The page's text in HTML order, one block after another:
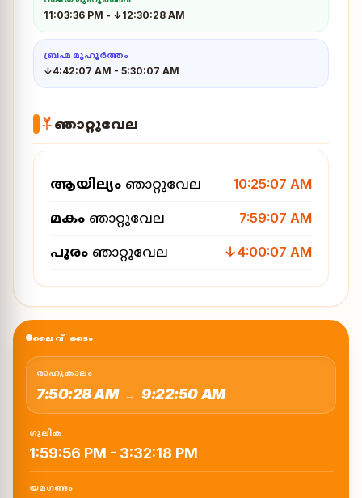
11:03:36 PM - ↓12:30:28 AM
ബ്രഹ്മ മുഹൂർത്തം
↓4:42:07 AM - 5:30:07 AM
ഞാറ്റുവേല
ആയില്യം ഞാറ്റുവേല 10:25:07 AM
മകം ഞാറ്റുവേല 7:59:07 AM
പൂരം ഞാറ്റുവേല ↓4:00:07 AM
ലൈവ് ടൈം
രാഹുകാലം
7:50:28 AM → 9:22:50 AM
ഗുലിക
1:59:56 PM - 3:32:18 PM
യമഗണ്ടം